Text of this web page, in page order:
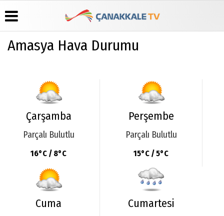
Arşivi
Gazete
Arşivi
Günün
Haberleri
Video
Galeri
Galeri
Amasya Hava Durumu
Çarşamba
Parçalı Bulutlu
16°C / 8°C
Perşembe
Parçalı Bulutlu
15°C / 5°C
Cuma Cumartesi